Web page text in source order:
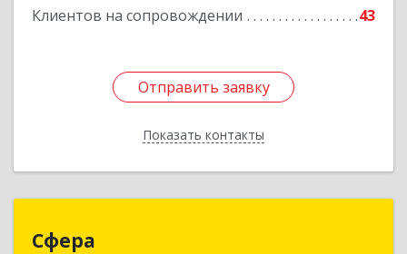
Клиентов на сопровождении 43
Отправить заявку
Показать контакты
Отправить заявку
Назад
Сфера